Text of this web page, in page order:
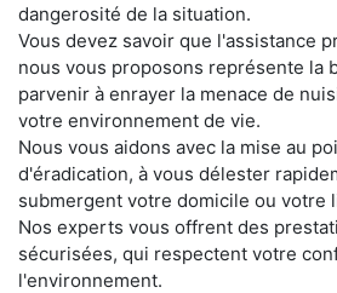
dangerosité de la situation.
Vous devez savoir que l'assistance
nous vous proposons représente la
parvenir à enrayer la menace de
votre environnement de vie.
Nous vous aidons avec la mise au
d'éradication, à vous délester
submergent votre domicile ou votre
Nos experts vous offrent des
sécurisées, qui respectent votre
l'environnement.